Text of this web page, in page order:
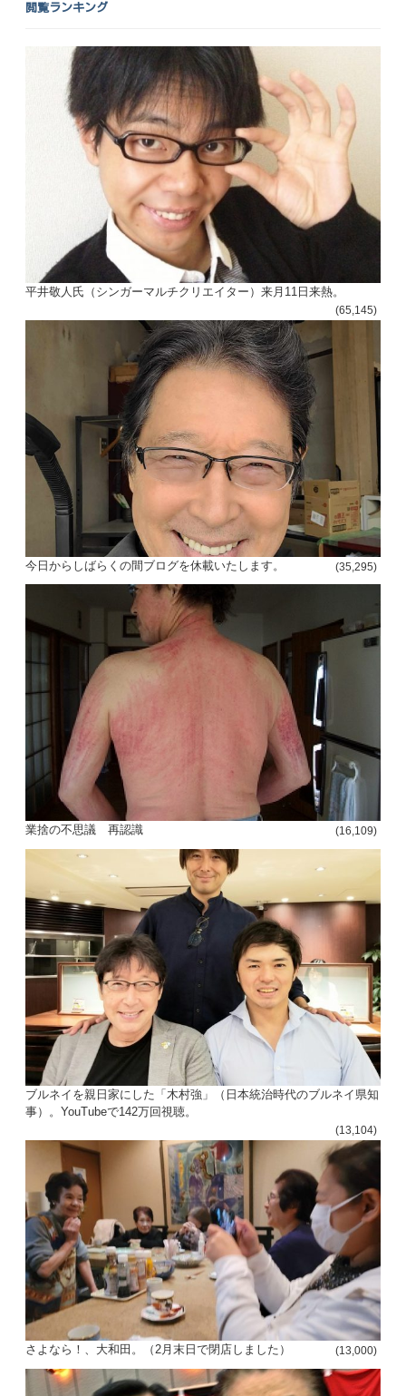
閲覧ランキング
平井敬人氏（シンガーマルチクリエイター）来月11日来熱。
(65,145)
今日からしばらくの間ブログを休載いたします。 (35,295)
業捨の不思議 再認識 (16,109)
ブルネイを親日家にした「木村強」（日本統治時代のブルネイ県知
事）。YouTubeで142万回視聴。
(13,104)
さよなら！、大和田。（2月末日で閉店しました） (13,000)